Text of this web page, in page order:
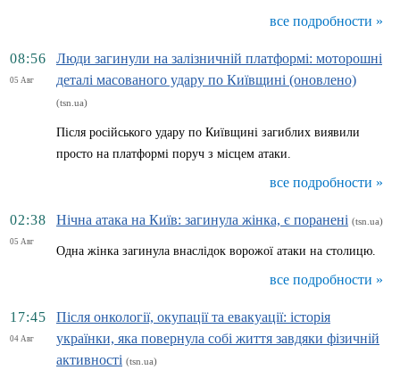
все подробности »
08:56
05 Авг
Люди загинули на залізничній платформі: моторошні
деталі масованого удару по Київщині (оновлено)
(tsn.ua)
Після російського удару по Київщині загиблих виявили
просто на платформі поруч з місцем атаки.
все подробности »
02:38
05 Авг
Нічна атака на Київ: загинула жінка, є поранені (tsn.ua)
Одна жінка загинула внаслідок ворожої атаки на столицю.
все подробности »
17:45
04 Авг
Після онкології, окупації та евакуації: історія
українки, яка повернула собі життя завдяки фізичній
активності (tsn.ua)